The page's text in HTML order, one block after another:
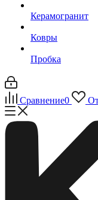
Керамогранит
Ковры
Пробка
Сравнение0